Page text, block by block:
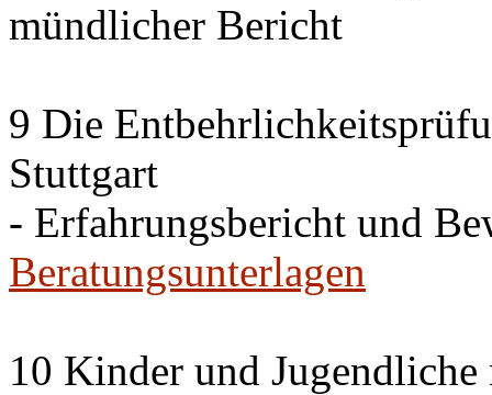
mündlicher Bericht
9 Die
Stuttgart
- Erfahrungsbericht und
Beratungsunterlagen
10 Kinder und